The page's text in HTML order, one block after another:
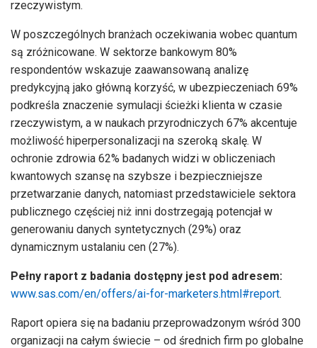
rzeczywistym.
W poszczególnych branżach oczekiwania wobec quantum
są zróżnicowane. W sektorze bankowym 80%
respondentów wskazuje zaawansowaną analizę
predykcyjną jako główną korzyść, w ubezpieczeniach 69%
podkreśla znaczenie symulacji ścieżki klienta w czasie
rzeczywistym, a w naukach przyrodniczych 67% akcentuje
możliwość hiperpersonalizacji na szeroką skalę. W
ochronie zdrowia 62% badanych widzi w obliczeniach
kwantowych szansę na szybsze i bezpieczniejsze
przetwarzanie danych, natomiast przedstawiciele sektora
publicznego częściej niż inni dostrzegają potencjał w
generowaniu danych syntetycznych (29%) oraz
dynamicznym ustalaniu cen (27%).
Pełny raport z badania dostępny jest pod adresem:
www.sas.com/en/offers/ai-for-marketers.html#report.
Raport opiera się na badaniu przeprowadzonym wśród 300
organizacji na całym świecie – od średnich firm po globalne